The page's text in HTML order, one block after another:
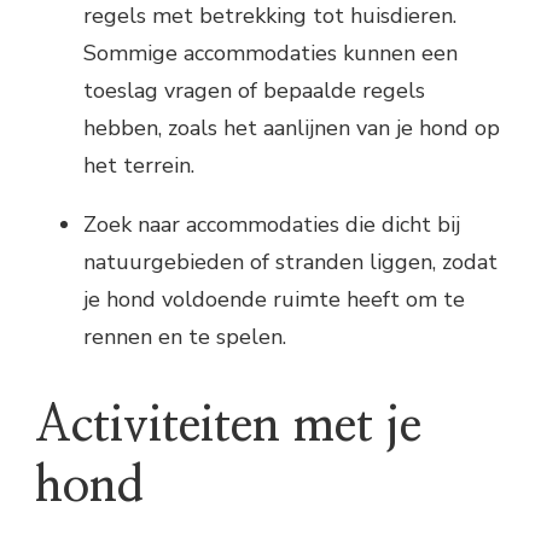
regels met betrekking tot huisdieren.
Sommige accommodaties kunnen een
toeslag vragen of bepaalde regels
hebben, zoals het aanlijnen van je hond op
het terrein.
Zoek naar accommodaties die dicht bij
natuurgebieden of stranden liggen, zodat
je hond voldoende ruimte heeft om te
rennen en te spelen.
Activiteiten met je
hond